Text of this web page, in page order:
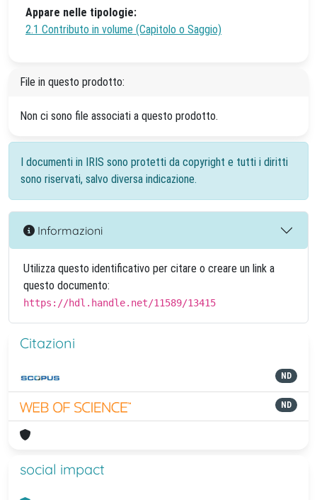
Appare nelle tipologie:
2.1 Contributo in volume (Capitolo o Saggio)
File in questo prodotto:
Non ci sono file associati a questo prodotto.
I documenti in IRIS sono protetti da copyright e tutti i diritti
sono riservati, salvo diversa indicazione.
Informazioni
Utilizza questo identificativo per citare o creare un link a
questo documento:
https://hdl.handle.net/11589/13415
Citazioni
ND
ND
social impact